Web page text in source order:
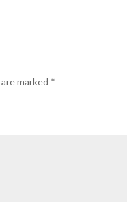
marked *